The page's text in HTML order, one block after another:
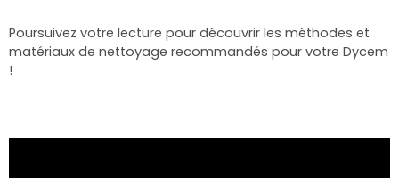
Poursuivez votre lecture pour découvrir les méthodes et
matériaux de nettoyage recommandés pour votre Dycem
!